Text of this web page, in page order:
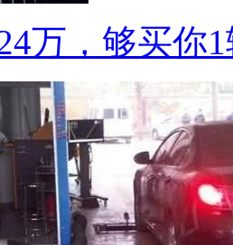
万，够买你